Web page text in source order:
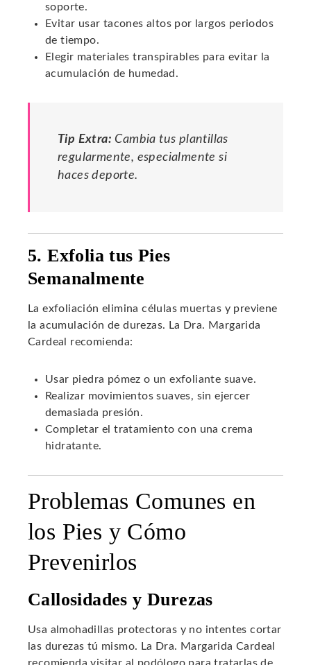
soporte.
Evitar usar tacones altos por largos periodos
de tiempo.
Elegir materiales transpirables para evitar la
acumulación de humedad.
Tip Extra: Cambia tus plantillas
regularmente, especialmente si
haces deporte.
5. Exfolia tus Pies
Semanalmente
La exfoliación elimina células muertas y previene
la acumulación de durezas. La Dra. Margarida
Cardeal recomienda:
Usar piedra pómez o un exfoliante suave.
Realizar movimientos suaves, sin ejercer
demasiada presión.
Completar el tratamiento con una crema
hidratante.
Problemas Comunes en
los Pies y Cómo
Prevenirlos
Callosidades y Durezas
Usa almohadillas protectoras y no intentes cortar
las durezas tú mismo. La Dra. Margarida Cardeal